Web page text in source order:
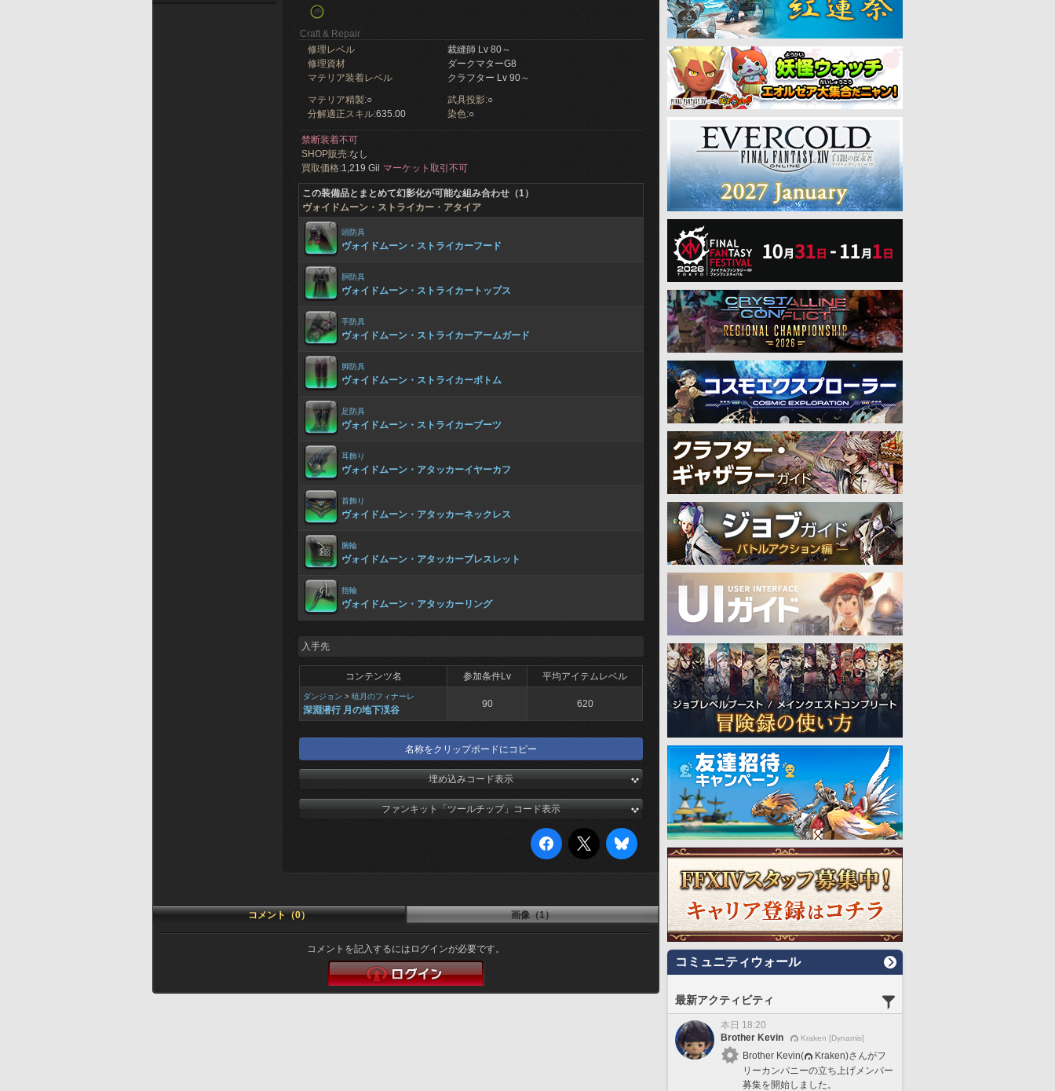
Craft & Repair
修理レベル
裁縫師 Lv 80～
修理資材
ダークマターG8
マテリア装着レベル
クラフター Lv 90～
マテリア精製:○ 武具投影:○
分解適正スキル:635.00 染色:○
禁断装着不可
SHOP販売:なし
買取価格:1,219 Gil マーケット取引不可
この装備品とまとめて幻影化が可能な組み合わせ（1）
ヴォイドムーン・ストライカー・アタイア
頭防具
ヴォイドムーン・ストライカーフード
胴防具
ヴォイドムーン・ストライカートップス
手防具
ヴォイドムーン・ストライカーアームガード
脚防具
ヴォイドムーン・ストライカーボトム
足防具
ヴォイドムーン・ストライカーブーツ
耳飾り
ヴォイドムーン・アタッカーイヤーカフ
首飾り
ヴォイドムーン・アタッカーネックレス
腕輪
ヴォイドムーン・アタッカーブレスレット
指輪
ヴォイドムーン・アタッカーリング
入手先
コンテンツ名 参加条件Lv 平均アイテムレベル
ダンジョン > 暁月のフィナーレ
深淵潜行 月の地下渓谷
90 620
名称をクリップボードにコピー
埋め込みコード表示
ファンキット「ツールチップ」コード表示
コメント（0） 画像（1）
コメントを記入するにはログインが必要です。
コミュニティウォール
最新アクティビティ
本日 18:20
Brother Kevin
Kraken [Dynamis]
Brother Kevin(
Kraken)さんがフ
リーカンパニーの立ち上げメンバー
募集を開始しました。